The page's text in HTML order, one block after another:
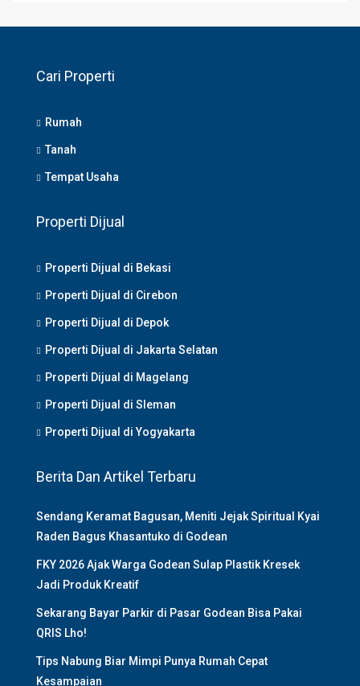
Cari Properti
Rumah
Tanah
Tempat Usaha
Properti Dijual
Properti Dijual di Bekasi
Properti Dijual di Cirebon
Properti Dijual di Depok
Properti Dijual di Jakarta Selatan
Properti Dijual di Magelang
Properti Dijual di Sleman
Properti Dijual di Yogyakarta
Berita Dan Artikel Terbaru
Sendang Keramat Bagusan, Meniti Jejak Spiritual Kyai
Raden Bagus Khasantuko di Godean
FKY 2026 Ajak Warga Godean Sulap Plastik Kresek
Jadi Produk Kreatif
Sekarang Bayar Parkir di Pasar Godean Bisa Pakai
QRIS Lho!
Tips Nabung Biar Mimpi Punya Rumah Cepat
Kesampaian